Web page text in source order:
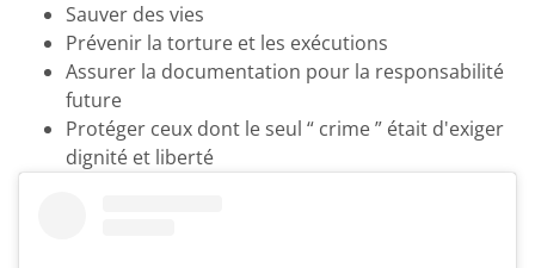
Sauver des vies
Prévenir la torture et les exécutions
Assurer la documentation pour la responsabilité
future
Protéger ceux dont le seul “ crime ” était d'exiger
dignité et liberté